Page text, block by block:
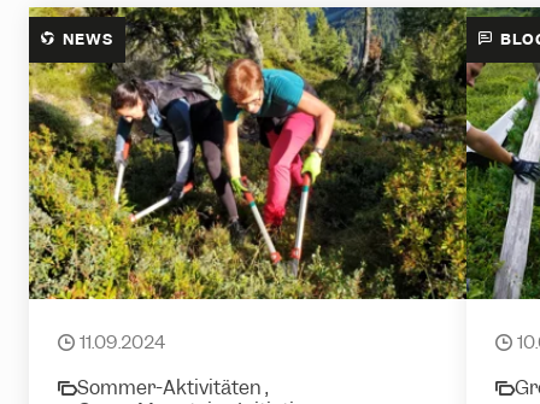
NEWS
date
11.09.2024
category
Sommer-Aktivitäten ,
date